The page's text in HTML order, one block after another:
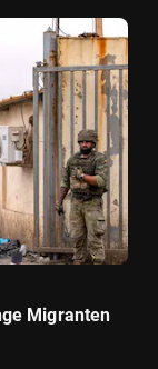
Migranten